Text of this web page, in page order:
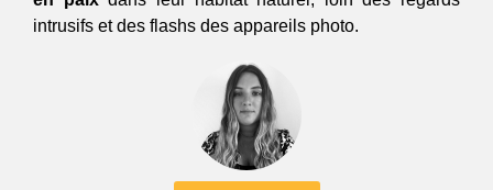
intrusifs et des flashs des appareils photo.